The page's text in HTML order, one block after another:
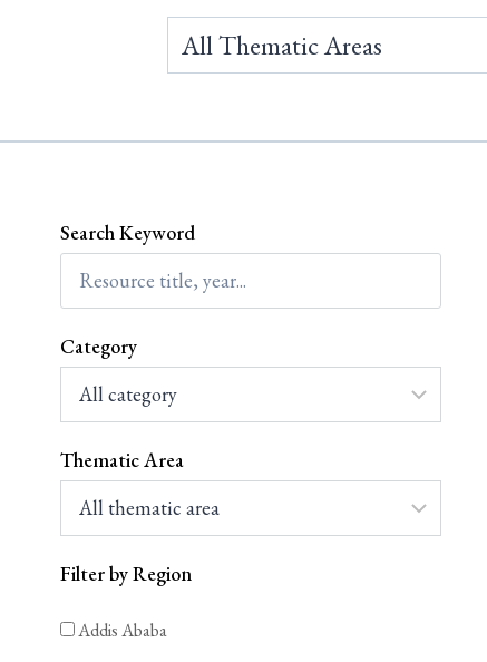
Search Keyword
Category
Thematic Area
Filter by Region
Addis Ababa